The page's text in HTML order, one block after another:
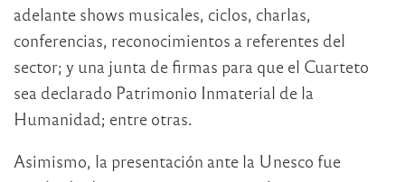
adelante shows musicales, ciclos, charlas,
conferencias, reconocimientos a referentes del
sector; y una junta de firmas para que el Cuarteto
sea declarado Patrimonio Inmaterial de la
Humanidad; entre otras.
Asimismo, la presentación ante la Unesco fue